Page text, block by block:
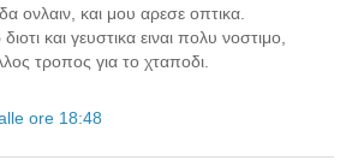
ονλαιν, και μου αρεσε οπτικα.
και γευστικα ειναι πολυ νοστιμο,
τροπος για το χταποδι.
ore 18:48